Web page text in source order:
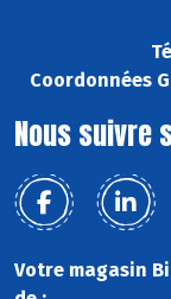
Coordonnées
Nous suivre
Votre magasin